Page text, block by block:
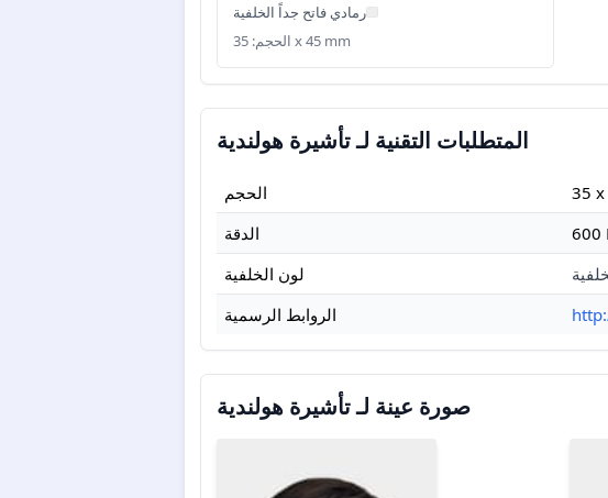
رمادي فاتح جداً الخلفية
الحجم: 35 x 45 mm
المتطلبات التقنية لـ تأشيرة هولندية
الحجم
35
الدقة
600
لون الخلفية
الروابط الرسمية
صورة عينة لـ تأشيرة هولندية